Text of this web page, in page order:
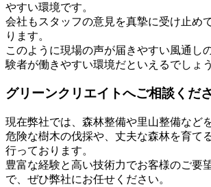
やすい環境です。
会社もスタッフの意見を真摯に受け止め
ります。
このように現場の声が届きやすい風通し
験者が働きやすい環境だといえるでしょう
グリーンクリエイトへご相談くだ
現在弊社では、森林整備や里山整備など
危険な樹木の伐採や、丈夫な森林を育て
行っております。
豊富な経験と高い技術力でお客様のご要
で、ぜひ弊社にお任せください。